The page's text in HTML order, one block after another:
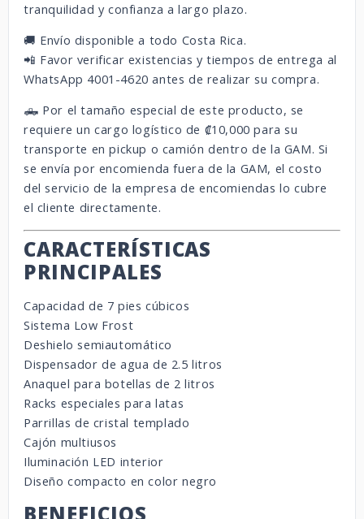
tranquilidad y confianza a largo plazo.
🚚 Envío disponible a todo Costa Rica.
📲 Favor verificar existencias y tiempos de entrega al
WhatsApp 4001-4620 antes de realizar su compra.
🛻 Por el tamaño especial de este producto, se
requiere un cargo logístico de ₡10,000 para su
transporte en pickup o camión dentro de la GAM. Si
se envía por encomienda fuera de la GAM, el costo
del servicio de la empresa de encomiendas lo cubre
el cliente directamente.
CARACTERÍSTICAS
PRINCIPALES
Capacidad de 7 pies cúbicos
Sistema Low Frost
Deshielo semiautomático
Dispensador de agua de 2.5 litros
Anaquel para botellas de 2 litros
Racks especiales para latas
Parrillas de cristal templado
Cajón multiusos
Iluminación LED interior
Diseño compacto en color negro